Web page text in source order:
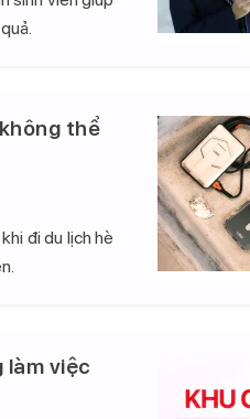
thể
đi du lịch hè
làm việc